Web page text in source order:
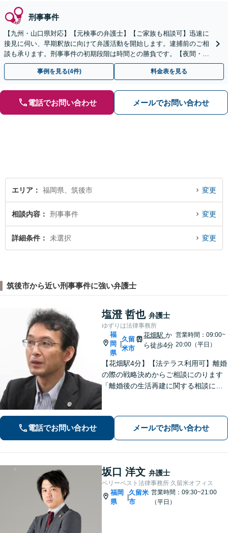
刑事事件
【九州・山口県対応】【元検事の弁護士】【ご家族も相談可】迅速に
接見に伺い、早期釈放に向けて弁護活動を開始します。逮捕前のご相
談も承ります。刑事事件の初期段階は時間との勝負です。【夜間・休
日対応】【完全個室】【天神駅3分】
事例を見る(4件) 料金表を見る
電話でお問い合わせ メールでお問い合わせ
エリア 福岡県、筑後市 変更
相談内容 刑事事件 変更
詳細条件 未選択 変更
筑後市から近い刑事事件に強い弁護士
塩澄 哲也 弁護士
ゆずりは法律事務所
福
岡
県
|
久留
米市
花畑駅か
ら徒歩4分
営業時間：09:00~
20:00（平日）
【花畑駅4分】【法テラス利用可】離婚
の際の戦略決めからご相談にのります
「離婚後の生活再建に関する相談に対
や立ち退き・明け渡しなどの賃貸トラ
ブル」【顧問契約可】
電話でお問い合わせ メールでお問い合わせ
坂口 洋文 弁護士
ベリーベスト法律事務所 久留米オフィス
福岡
県
|
久留米
市
営業時間：09:30~21:00
（平日）